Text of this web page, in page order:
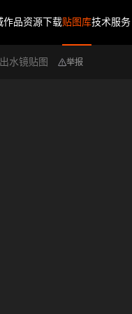
作品资源下载贴图库技术服务
水镜贴图 举报